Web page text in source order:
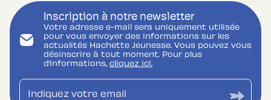
Inscription à notre newsletter
Votre adresse e-mail sera uniquement utilisée
pour vous envoyer des informations sur les
actualités Hachette Jeunesse. Vous pouvez vous
désinscrire à tout moment. Pour plus
d’informations, cliquez ici.
Indiquez votre email